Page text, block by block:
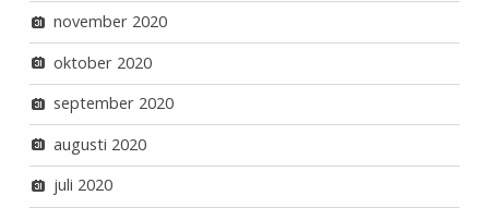
november 2020
oktober 2020
september 2020
augusti 2020
juli 2020